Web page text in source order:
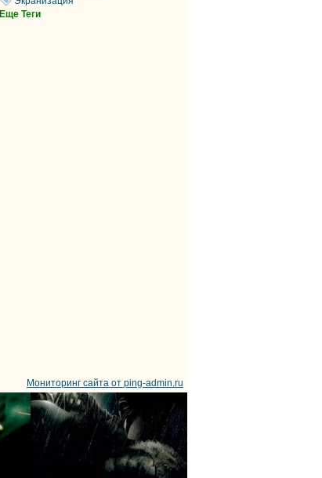
Еще Теги
Мониторинг сайта от ping-admin.ru